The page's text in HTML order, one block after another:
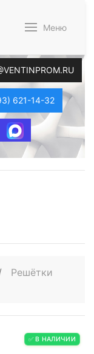
Меню
621-14-32
Решётки
✅ В НАЛИЧИИ